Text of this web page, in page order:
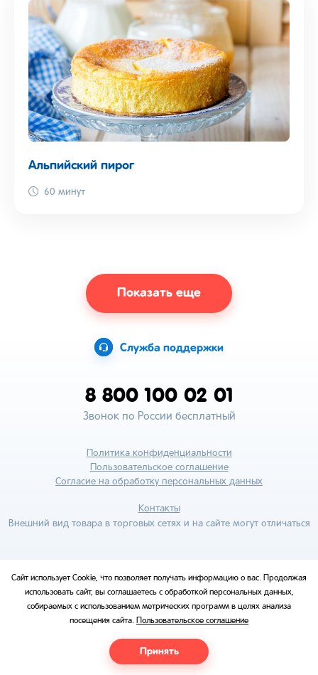
Альпийский пирог
60 минут
Показать еще
Служба поддержки
8 800 100 02 01
Звонок по России бесплатный
Политика конфиденциальности
Пользовательское соглашение
Согласие на обработку персональных данных
Контакты
Внешний вид товара в торговых сетях и на сайте могут отличаться
Сайт использует Cookie, что позволяет получать информацию о вас. Продолжая
использовать сайт, вы соглашаетесь с обработкой персональных данных,
собираемых с использованием метрических программ в целях анализа
посещения сайта. Пользовательское соглашение
Принять